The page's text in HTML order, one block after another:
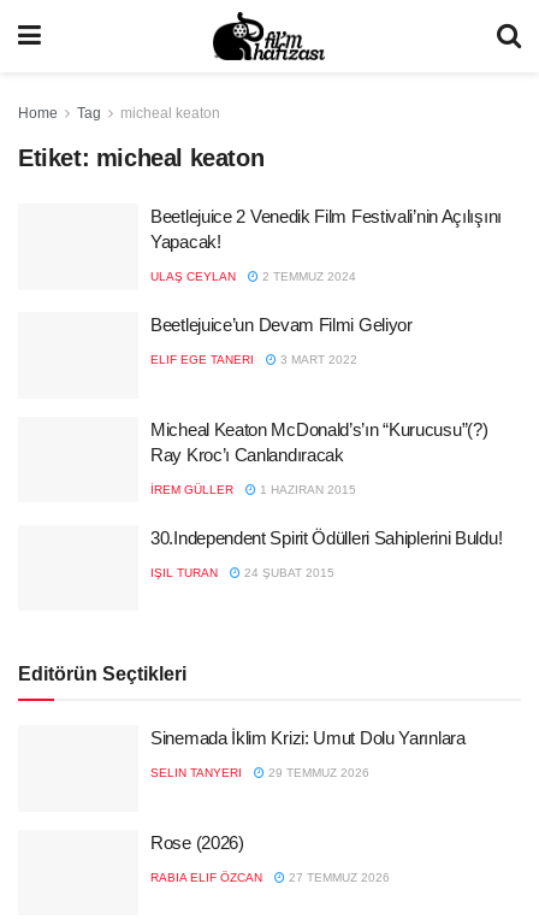
Home Tag micheal keaton
Etiket: micheal keaton
Beetlejuice 2 Venedik Film Festivali’nin Açılışını
Yapacak!
ULAŞ CEYLAN 2 TEMMUZ 2024
Beetlejuice’un Devam Filmi Geliyor
ELIF EGE TANERI 3 MART 2022
Micheal Keaton McDonald’s’ın “Kurucusu”(?)
Ray Kroc’ı Canlandıracak
İREM GÜLLER 1 HAZIRAN 2015
30.Independent Spirit Ödülleri Sahiplerini Buldu!
IŞIL TURAN 24 ŞUBAT 2015
Editörün Seçtikleri
Sinemada İklim Krizi: Umut Dolu Yarınlara
SELIN TANYERI 29 TEMMUZ 2026
Rose (2026)
RABIA ELIF ÖZCAN 27 TEMMUZ 2026